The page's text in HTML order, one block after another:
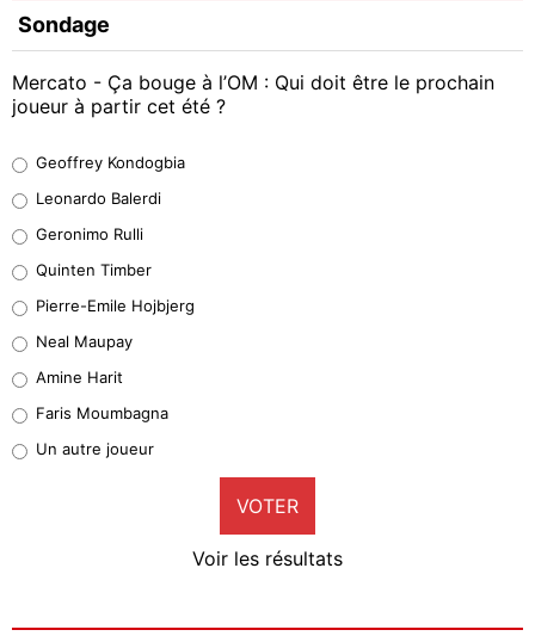
Sondage
Mercato - Ça bouge à l’OM : Qui doit être le prochain
joueur à partir cet été ?
38%
32%
5%
1%
9%
Geoffrey Kondogbia
Leonardo Balerdi
Geronimo Rulli
Quinten Timber
Pierre-Emile Hojbjerg
Neal Maupay
Amine Harit
Faris Moumbagna
Un autre joueur
VOTER
Voir les résultats